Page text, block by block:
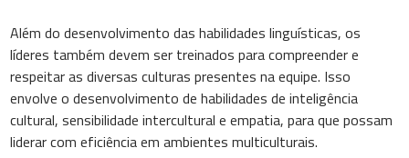
Além do desenvolvimento das habilidades linguísticas, os
líderes também devem ser treinados para compreender e
respeitar as diversas culturas presentes na equipe. Isso
envolve o desenvolvimento de habilidades de inteligência
cultural, sensibilidade intercultural e empatia, para que possam
liderar com eficiência em ambientes multiculturais.